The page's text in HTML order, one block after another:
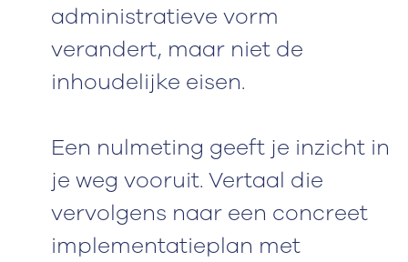
administratieve vorm
verandert, maar niet de
inhoudelijke eisen.
Een nulmeting geeft je inzicht in
je weg vooruit. Vertaal die
vervolgens naar een concreet
implementatieplan met